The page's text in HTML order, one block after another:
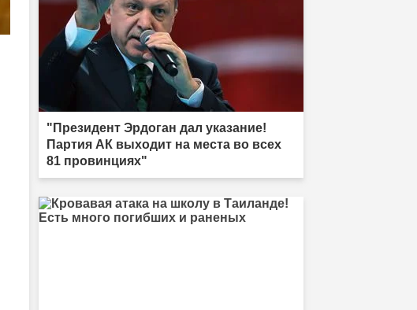
"Президент Эрдоган дал указание!
Партия АК выходит на места во всех
81 провинциях"